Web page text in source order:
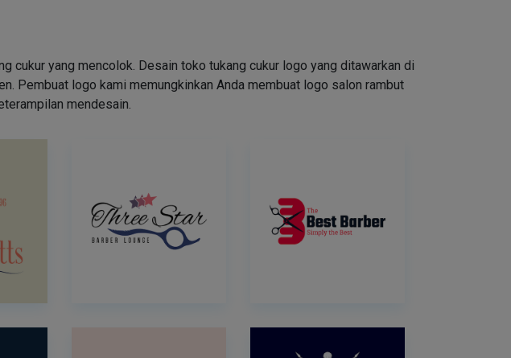
cukur yang mencolok. Desain toko tukang cukur logo yang ditawarkan di
Pembuat logo kami memungkinkan Anda membuat logo salon rambut
mendesain.